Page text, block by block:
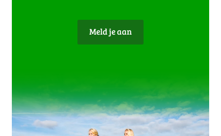
Meld je aan